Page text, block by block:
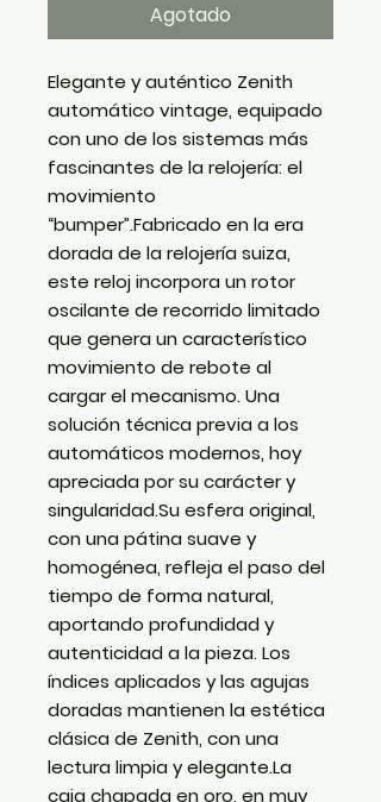
Agotado
Elegante y auténtico Zenith
automático vintage, equipado
con uno de los sistemas más
fascinantes de la relojería: el
movimiento
“bumper”.Fabricado en la era
dorada de la relojería suiza,
este reloj incorpora un rotor
oscilante de recorrido limitado
que genera un característico
movimiento de rebote al
cargar el mecanismo. Una
solución técnica previa a los
automáticos modernos, hoy
apreciada por su carácter y
singularidad.Su esfera original,
con una pátina suave y
homogénea, refleja el paso del
tiempo de forma natural,
aportando profundidad y
autenticidad a la pieza. Los
índices aplicados y las agujas
doradas mantienen la estética
clásica de Zenith, con una
lectura limpia y elegante.La
caja chapada en oro, en muy